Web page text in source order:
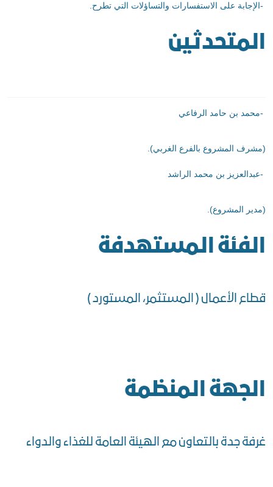
-الإجابة على الاستفسارات والتساؤلات التي تطرح.
المتحدثين
-محمد بن حامد الرفاعي
(مشرف المشروع بالفرع الغربي).
-عبدالعزيز بن محمد الراشد
(مدير المشروع).
الفئة المستهدفة
قطاع الأعمال ( المستثمر، المستورد )
الجهة المنظمة
غرفة جدة بالتعاون مع الهيئة العامة للغذاء والدواء